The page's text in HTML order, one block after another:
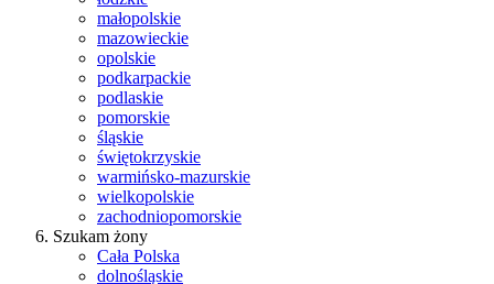
małopolskie
mazowieckie
opolskie
podkarpackie
podlaskie
pomorskie
śląskie
świętokrzyskie
warmińsko-mazurskie
wielkopolskie
zachodniopomorskie
Szukam żony
Cała Polska
dolnośląskie